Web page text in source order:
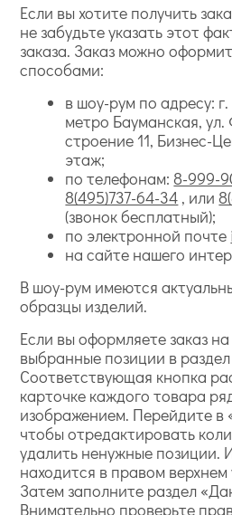
Если вы хотите получить
не забудьте указать этот
заказа. Заказ можно
способами:
в шоу-рум по адресу:
метро Бауманская, ул.
строение 11, Бизнес-
этаж;
по телефонам: 8-999-
8(495)737-64-34 , или
(звонок бесплатный);
по электронной почте
на сайте нашего
В шоу-рум имеются
образцы изделий.
Если вы оформляете заказ
выбранные позиции в
Соответствующая кнопка
карточке каждого товара
изображением. Перейдите в
чтобы отредактировать
удалить ненужные позиции.
находится в правом верхнем
Затем заполните раздел
Внимательно проверьте